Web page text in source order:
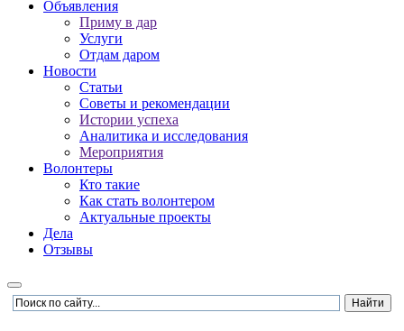
Объявления
Приму в дар
Услуги
Отдам даром
Новости
Статьи
Советы и рекомендации
Истории успеха
Аналитика и исследования
Мероприятия
Волонтеры
Кто такие
Как стать волонтером
Актуальные проекты
Дела
Отзывы